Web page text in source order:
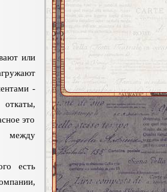
или
-
это
между
есть